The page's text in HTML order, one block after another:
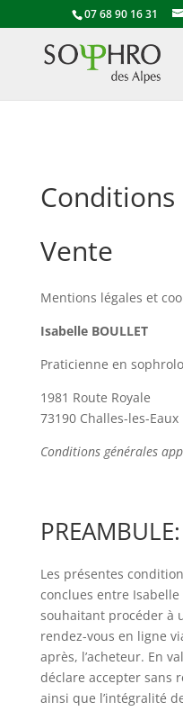
07 68 90 16 31
Conditions
Vente
Mentions légales et
Isabelle BOULLET
Praticienne en
1981 Route Royale
73190 Challes-les-Eaux
Conditions générales
PREAMBULE:
Les présentes
conclues entre Isabelle
souhaitant procéder à
rendez-vous en ligne
après, l’acheteur. En
déclare accepter sans
ainsi que l’intégralité